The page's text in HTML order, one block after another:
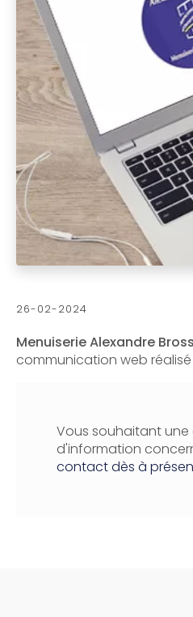
26-02-2024
Menuiserie Alexandre
communication web
Vous souhaitant
d'information
contact dès à